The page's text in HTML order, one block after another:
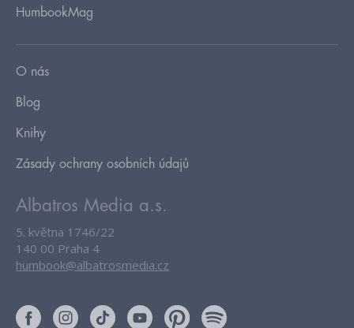
HumbookMag
O nás
Blog
Knihy
Zásady ochrany osobních údajů
Albatros Media a.s.
5. května 1746/22
140 00 Praha 4
humbook@albatrosmedia.cz